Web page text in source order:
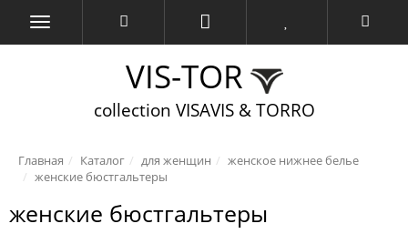
VIS-TOR
collection VISAVIS & TORRO
Главная Каталог для женщин
женское нижнее белье
женские бюстгальтеры
женские бюстгальтеры